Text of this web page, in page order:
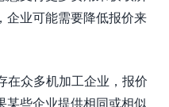
企业可能需要降低报价来
在众多机加工企业，报价
某些企业提供相同或相似